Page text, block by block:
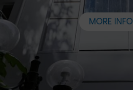
MORE INFO